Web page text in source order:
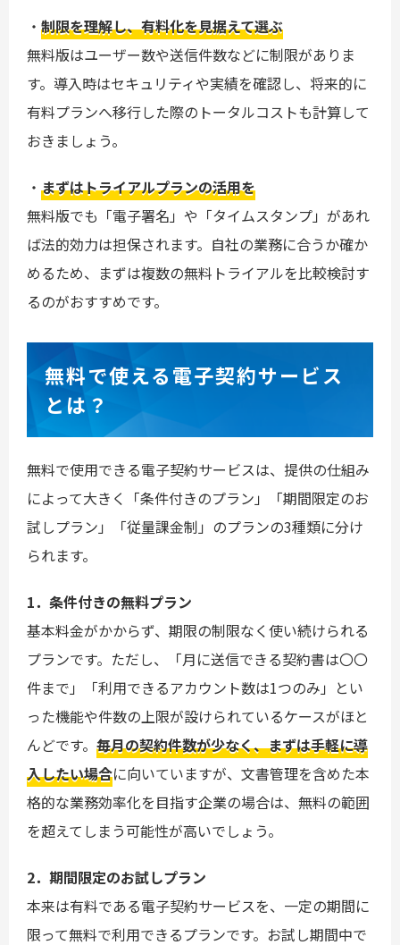
・ 制限を理解し、有料化を見据えて選ぶ
無料版はユーザー数や送信件数などに制限がありま
す。導入時はセキュリティや実績を確認し、将来的に
有料プランへ移行した際のトータルコストも計算して
おきましょう。
・ まずはトライアルプランの活用を
無料版でも「電子署名」や「タイムスタンプ」があれ
ば法的効力は担保されます。自社の業務に合うか確か
めるため、まずは複数の無料トライアルを比較検討す
るのがおすすめです。
無料で使える電子契約サービス
とは？
無料で使用できる電子契約サービスは、提供の仕組み
によって大きく「条件付きのプラン」「期間限定のお
試しプラン」「従量課金制」のプランの3種類に分け
られます。
1．条件付きの無料プラン
基本料金がかからず、期限の制限なく使い続けられる
プランです。ただし、「月に送信できる契約書は〇〇
件まで」「利用できるアカウント数は1つのみ」とい
った機能や件数の上限が設けられているケースがほと
んどです。 毎月の契約件数が少なく、まずは手軽に導
入したい場合に向いていますが、文書管理を含めた本
格的な業務効率化を目指す企業の場合は、無料の範囲
を超えてしまう可能性が高いでしょう。
2．期間限定のお試しプラン
本来は有料である電子契約サービスを、一定の期間に
限って無料で利用できるプランです。お試し期間中で